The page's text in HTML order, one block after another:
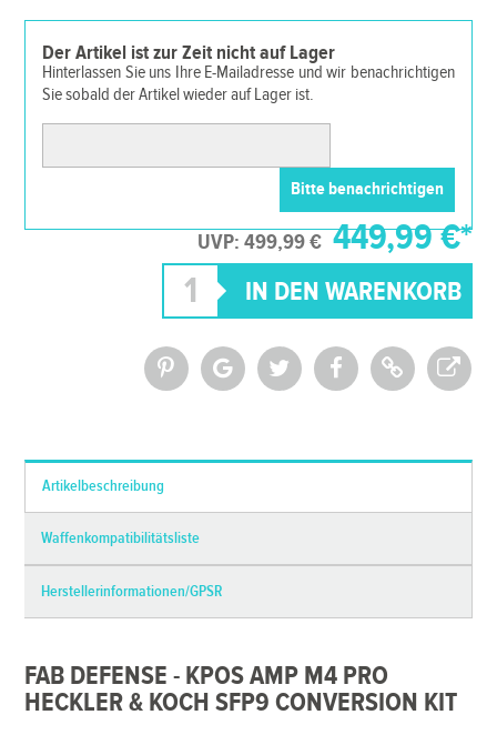
Der Artikel ist zur Zeit nicht auf Lager
Hinterlassen Sie uns Ihre E-Mailadresse und wir benachrichtigen
Sie sobald der Artikel wieder auf Lager ist.
UVP: 499,99 € 449,99 €*
Artikelbeschreibung
Waffenkompatibilitätsliste
Herstellerinformationen/GPSR
FAB DEFENSE - KPOS AMP M4 PRO
HECKLER & KOCH SFP9 CONVERSION KIT